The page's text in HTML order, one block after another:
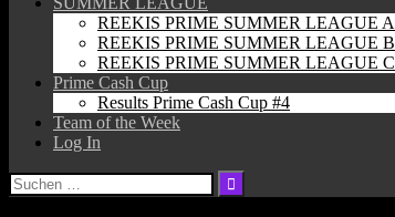
REEKIS PRIME SUMMER LEAGUE A
REEKIS PRIME SUMMER LEAGUE B
REEKIS PRIME SUMMER LEAGUE C
Prime Cash Cup
Results Prime Cash Cup #4
Team of the Week
Log In
Suchen
nach: